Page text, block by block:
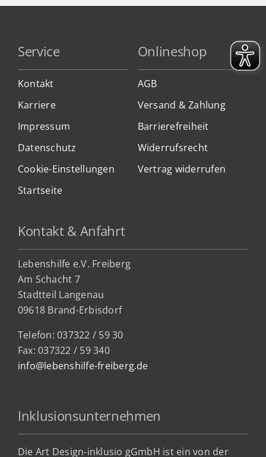
Service
Kontakt
Karriere
Impressum
Datenschutz
Cookie-Einstellungen
Startseite
Onlineshop
AGB
Versand & Zahlung
Barrierefreiheit
Widerrufsrecht
Vertrag widerrufen
Kontakt & Anfahrt
Lebenshilfe e.V. Freiberg
Am Schacht 7
Stadtteil Langenau
09618 Brand-Erbisdorf
Telefon: 037322 / 59 30
Fax: 037322 / 59 340
info@lebenshilfe-freiberg.de
Inklusionsunternehmen
Die Art Design-inklusio gGmbH ist ein von der